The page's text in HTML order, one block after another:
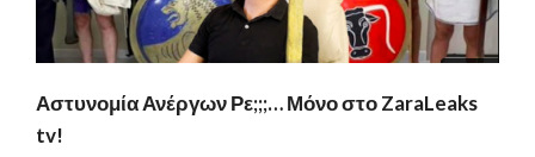
Αστυνομία Ανέργων Ρε;;;… Μόνο στο ZaraLeaks
tv!